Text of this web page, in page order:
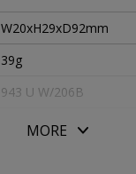
W20xH29xD92mm
39g
943 U W/206B
MORE